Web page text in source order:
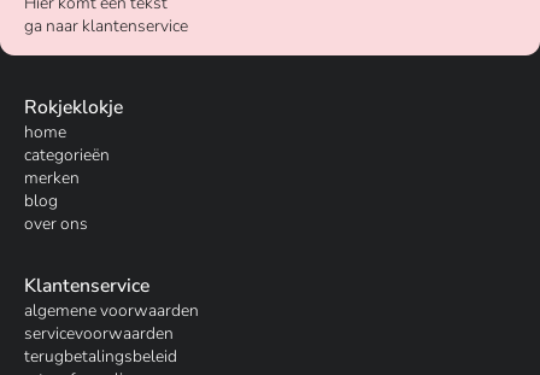
ga naar klantenservice
Rokjeklokje
home
categorieën
merken
blog
over ons
Klantenservice
algemene voorwaarden
servicevoorwaarden
terugbetalingsbeleid